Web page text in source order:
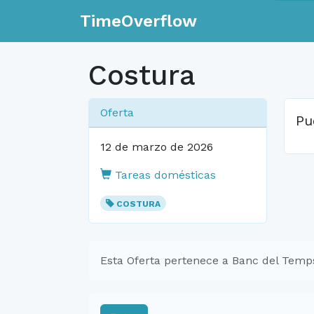
TimeOverflow
Costura
Oferta
12 de marzo de 2026
Tareas domésticas
COSTURA
Esta Oferta pertenece a Banc del